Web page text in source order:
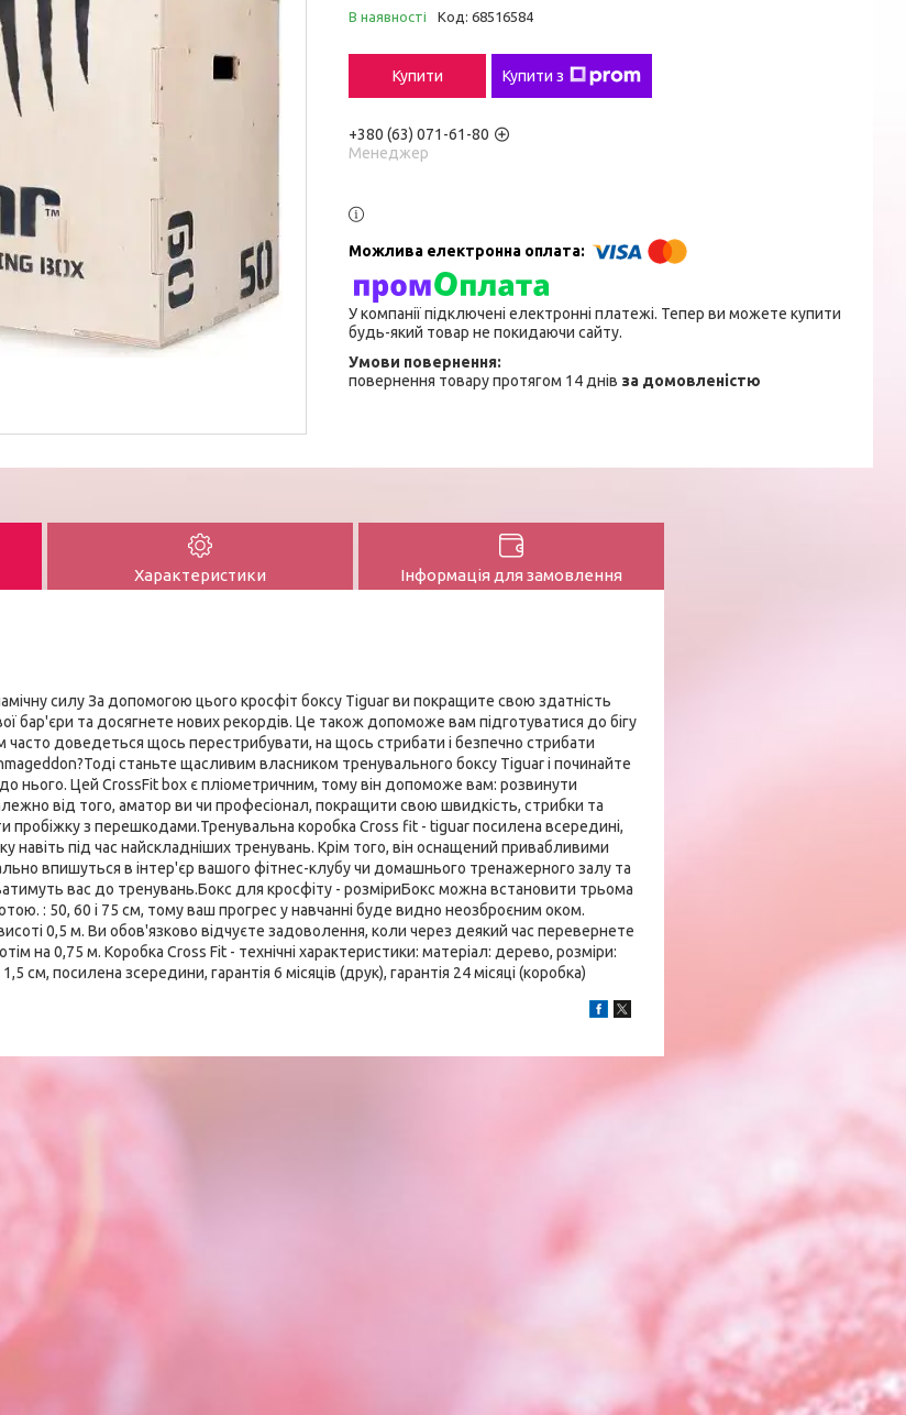
В наявності Код: 68516584
Купити Купити з
+380 (63) 071-61-80
Менеджер
У компанії підключені електронні платежі. Тепер ви можете купити
будь-який товар не покидаючи сайту.
повернення товару протягом 14 днів за домовленістю
Характеристики Інформація для замовлення
силу За допомогою цього кросфіт боксу Tiguar ви покращите свою здатність
бар'єри та досягнете нових рекордів. Це також допоможе вам підготуватися до бігу
часто доведеться щось перестрибувати, на щось стрибати і безпечно стрибати
станьте щасливим власником тренувального боксу Tiguar і починайте
нього. Цей CrossFit box є пліометричним, тому він допоможе вам: розвинути
від того, аматор ви чи професіонал, покращити свою швидкість, стрибки та
пробіжку з перешкодами.Тренувальна коробка Cross fit - tiguar посилена всередині,
навіть під час найскладніших тренувань. Крім того, він оснащений привабливими
впишуться в інтер'єр вашого фітнес-клубу чи домашнього тренажерного залу та
вас до тренувань.Бокс для кросфіту - розміриБокс можна встановити трьома
: 50, 60 і 75 см, тому ваш прогрес у навчанні буде видно неозброєним оком.
висоті 0,5 м. Ви обов'язково відчуєте задоволення, коли через деякий час перевернете
на 0,75 м. Коробка Cross Fit - технічні характеристики: матеріал: дерево, розміри:
см, посилена зсередини, гарантія 6 місяців (друк), гарантія 24 місяці (коробка)